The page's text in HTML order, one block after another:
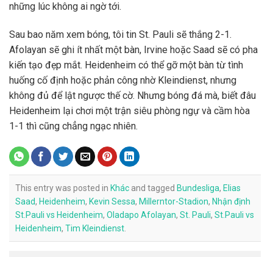
những lúc không ai ngờ tới.
Sau bao năm xem bóng, tôi tin St. Pauli sẽ thắng 2-1.
Afolayan sẽ ghi ít nhất một bàn, Irvine hoặc Saad sẽ có pha
kiến tạo đẹp mắt. Heidenheim có thể gỡ một bàn từ tình
huống cố định hoặc phản công nhờ Kleindienst, nhưng
không đủ để lật ngược thế cờ. Nhưng bóng đá mà, biết đâu
Heidenheim lại chơi một trận siêu phòng ngự và cầm hòa
1-1 thì cũng chẳng ngạc nhiên.
This entry was posted in Khác and tagged Bundesliga, Elias
Saad, Heidenheim, Kevin Sessa, Millerntor-Stadion, Nhận định
St.Pauli vs Heidenheim, Oladapo Afolayan, St. Pauli, St.Pauli vs
Heidenheim, Tim Kleindienst